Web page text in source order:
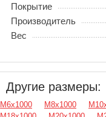
Покрытие
Производитель
Вес
Другие размеры:
М6х1000 М8х1000